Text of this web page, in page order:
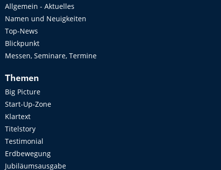
Allgemein - Aktuelles
Namen und Neuigkeiten
Top-News
Blickpunkt
Messen, Seminare, Termine
Themen
Big Picture
Start-Up-Zone
Klartext
Titelstory
Testimonial
Erdbewegung
Jubiläumsausgabe